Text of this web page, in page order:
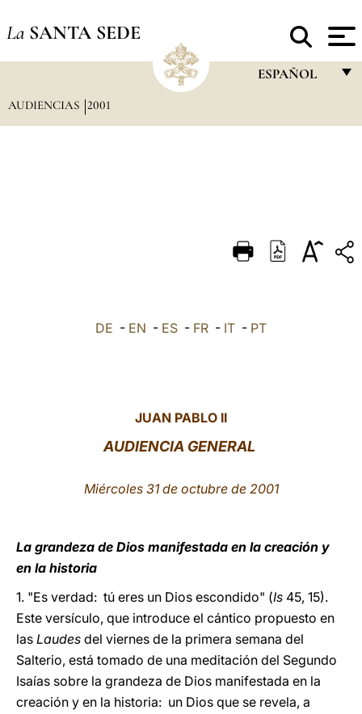
La SANTA SEDE
ESPAÑOL
DEUTSCH
العربيّة
AUDIENCIAS 2001
DE - EN - ES - FR - IT - PT
JUAN PABLO II
AUDIENCIA GENERAL
Miércoles 31 de octubre de 2001
La grandeza de Dios manifestada en la creación y
en la historia
1. "Es verdad: tú eres un Dios escondido" (Is 45, 15).
Este versículo, que introduce el cántico propuesto en
las Laudes del viernes de la primera semana del
Salterio, está tomado de una meditación del Segundo
Isaías sobre la grandeza de Dios manifestada en la
creación y en la historia: un Dios que se revela, a